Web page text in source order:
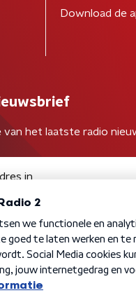
Download de
het laatste radio